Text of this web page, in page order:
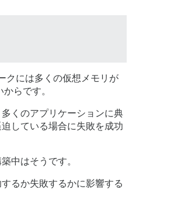
クには多くの仮想メモリが
らです。
くのアプリケーションに典
している場合に失敗を成功
中はそうです。
るか失敗するかに影響する